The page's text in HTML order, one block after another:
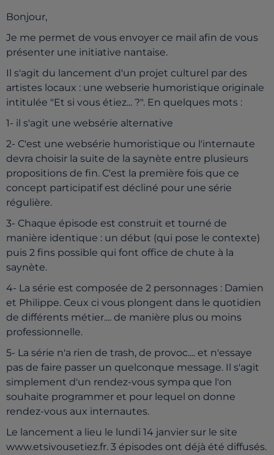
Bonjour,
Je me permet de vous envoyer ce mail afin de vous
présenter une initiative nantaise.
Il s'agit du lancement d'un projet culturel par des
artistes locaux : une webserie humoristique originale
intitulée "Et si vous étiez... ?". En quelques mots :
1- il s'agit une websérie alternative
2- C'est une websérie humoristique ou l'internaute
devra choisir la suite de la saynète entre plusieurs
propositions de fin. C'est la première fois que ce
concept participatif est décliné pour une série
régulière.
3- Chaque épisode est construit et tourné de
manière identique : un début (qui pose le contexte)
puis 2 fins possible qui font office de chute à la
saynète.
4- La série est composée de 2 personnages : Damien
et Philippe. Ceux ci vous plongent dans le quotidien
de différents métier.... de manière plus ou moins
professionnelle.
5- La série n'a rien de trash, de provoc.... et n'essaye
pas de faire passer un quelconque message. Il s'agit
simplement d'un rendez-vous sympa que l'on
souhaite programmer et pour lequel on donne
rendez-vous aux internautes.
Le lancement a lieu le lundi 14 janvier sur le site
www.etsivousetiez.fr. 3 épisodes ont déjà été diffusés.